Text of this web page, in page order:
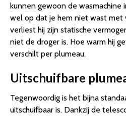
kunnen gewoon de wasmachine
wel op dat je hem niet wast met
verliest hij zijn statische
niet de droger is. Hoe warm hij
verschilt per plumeau.
Uitschuifbare
Tegenwoordig is het bijna
uitschuifbaar is. Dankzij de